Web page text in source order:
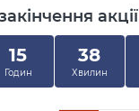
акції
15
Годин
38
Хвилин